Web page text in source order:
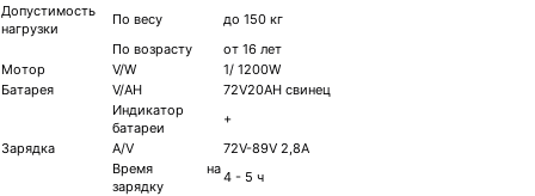
Допустимость
нагрузки
По весу
до 150 кг
По возрасту
от 16 лет
Мотор
V/W
1/ 1200W
Батарея
V/AH
72V20AH свинец
Индикатор
батареи
+
Зарядка
A/V
72V-89V 2,8A
Время на
зарядку
4 - 5 ч